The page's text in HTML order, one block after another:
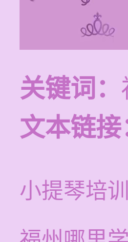
关键词：
文本链接
小提琴培